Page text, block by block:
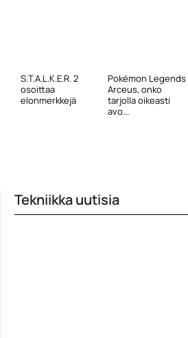
S.T.A.L.K.E.R. 2
osoittaa
elonmerkkejä
Pokémon Legends
Arceus, onko
tarjolla oikeasti
avo...
Tekniikka uutisia